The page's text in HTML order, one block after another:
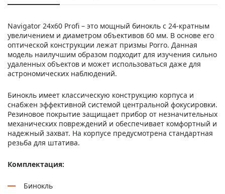
Navigator 24х60 Profi – это мощный бинокль с 24-кратным
увеличением и диаметром объективов 60 мм. В основе его
оптической конструкции лежат призмы Porro. Данная
модель наилучшим образом подходит для изучения сильно
удаленных объектов и может использоваться даже для
астрономических наблюдений.
Бинокль имеет классическую конструкцию корпуса и
снабжен эффективной системой центральной фокусировки.
Резиновое покрытие защищает прибор от незначительных
механических повреждений и обеспечивает комфортный и
надежный захват. На корпусе предусмотрена стандартная
резьба для штатива.
Комплектация:
Бинокль